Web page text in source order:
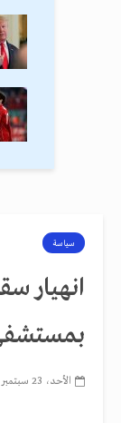
سياسة
انهيار
الأحد، 23 سبتمبر 2012، 10:33 م